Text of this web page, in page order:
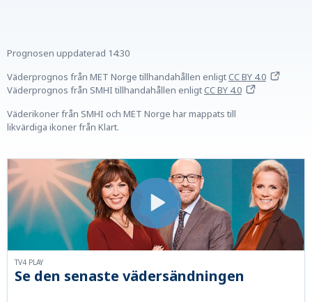
Prognosen uppdaterad 14:30
Väderprognos från MET Norge tillhandahållen enligtCC BY 4.0
Väderprognos från SMHI tillhandahållen enligtCC BY 4.0
Väderikoner från SMHI och MET Norge har mappats till
likvärdiga ikoner från Klart.
Se den senaste vädersändningen
TV4 PLAY